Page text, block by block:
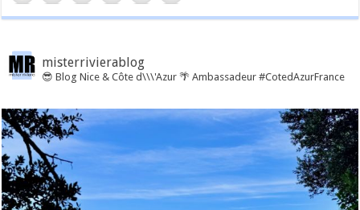
misterrivierablog
😎 Blog Nice & Côte d\\\'Azur 🌴 Ambassadeur #CotedAzurFrance